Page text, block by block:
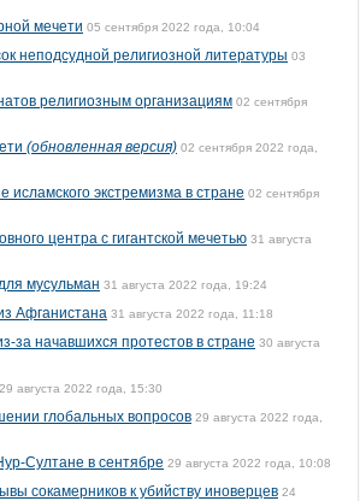
мечети 05 сентября 2022 года, 10:04
неподсудной религиозной литературы 03
религиозным организациям 02 сентября
(обновленная версия) 02 сентября 2022 года,
экстремизма в стране 02 сентября
центра с гигантской мечетью 31 августа
мусульман 31 августа 2022 года, 19:24
Афганистана 31 августа 2022 года, 11:18
за начавшихся протестов в стране 30 августа
29 августа 2022 года, 15:30
глобальных вопросов 29 августа 2022 года,
Султане в сентябре 29 августа 2022 года, 10:08
сокамерников к убийству иноверцев 24